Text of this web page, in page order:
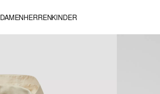
DAMENHERRENKINDER